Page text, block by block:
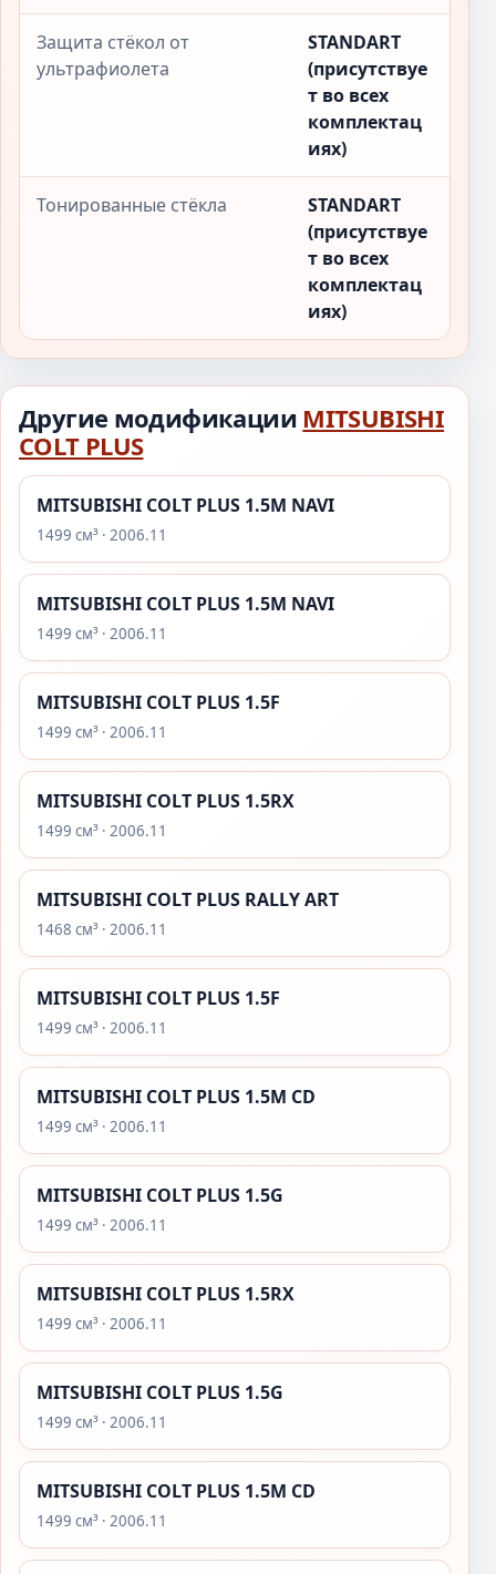
Защита стёкол от
ультрафиолета
STANDART
(присутствуе
т во всех
комплектац
иях)
Тонированные стёкла
STANDART
(присутствуе
т во всех
комплектац
иях)
Другие модификации MITSUBISHI
COLT PLUS
MITSUBISHI COLT PLUS 1.5M NAVI
1499 см³ · 2006.11
MITSUBISHI COLT PLUS 1.5M NAVI
1499 см³ · 2006.11
MITSUBISHI COLT PLUS 1.5F
1499 см³ · 2006.11
MITSUBISHI COLT PLUS 1.5RX
1499 см³ · 2006.11
MITSUBISHI COLT PLUS RALLY ART
1468 см³ · 2006.11
MITSUBISHI COLT PLUS 1.5F
1499 см³ · 2006.11
MITSUBISHI COLT PLUS 1.5M CD
1499 см³ · 2006.11
MITSUBISHI COLT PLUS 1.5G
1499 см³ · 2006.11
MITSUBISHI COLT PLUS 1.5RX
1499 см³ · 2006.11
MITSUBISHI COLT PLUS 1.5G
1499 см³ · 2006.11
MITSUBISHI COLT PLUS 1.5M CD
1499 см³ · 2006.11